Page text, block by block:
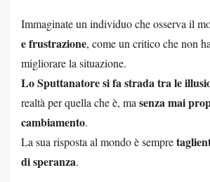
Immaginate un individuo che osserva il
e frustrazione, come un critico che non
migliorare la situazione.
Lo Sputtanatore si fa strada tra le
realtà per quella che è, masenza mai
cambiamento.
La sua risposta al mondo è sempre
di speranza.